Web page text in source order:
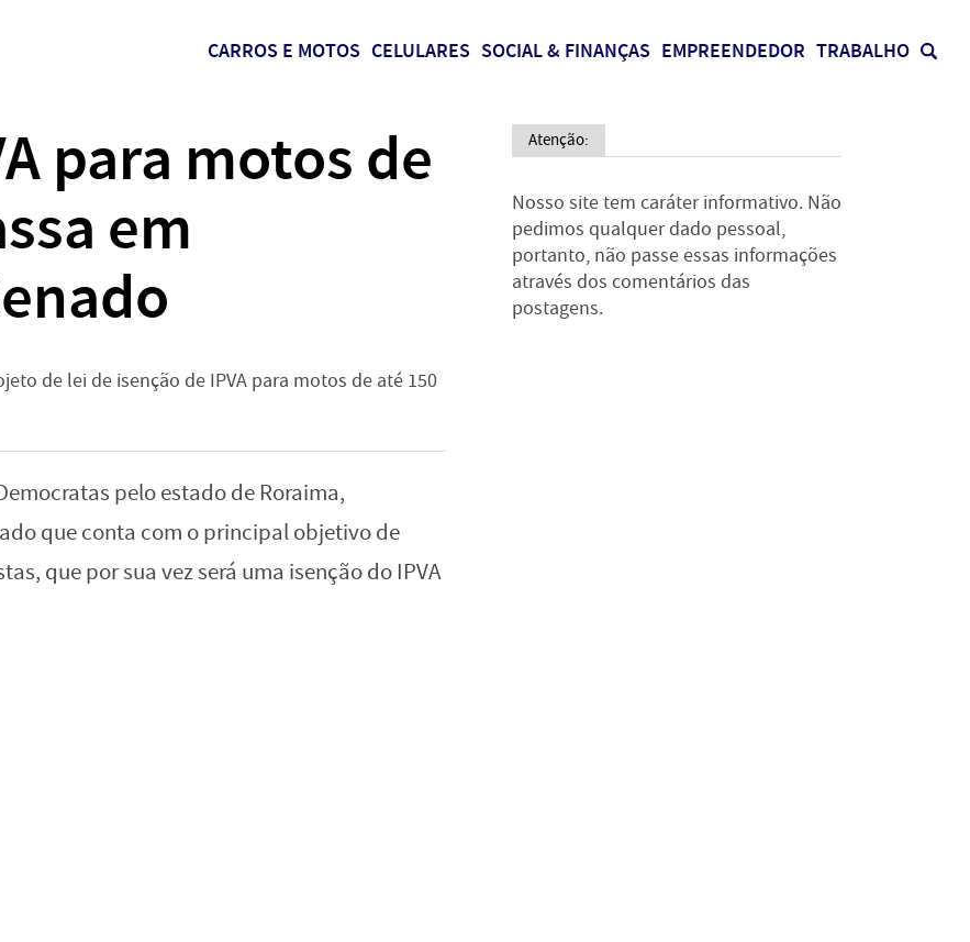
CARROS E MOTOS CELULARES SOCIAL & FINANÇAS EMPREENDEDOR TRABALHO
para motos de
em
de lei de isenção de IPVA para motos de até 150
pelo estado de Roraima,
que conta com o principal objetivo de
que por sua vez será uma isenção do IPVA
Atenção:
Nosso site tem caráter informativo. Não
pedimos qualquer dado pessoal,
portanto, não passe essas informações
através dos comentários das
postagens.